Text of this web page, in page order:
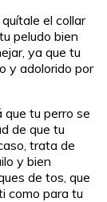
el collar
peludo bien
ya que tu
y adolorido por
que tu perro se
de que tu
trata de
y bien
de tos, que
como para tu